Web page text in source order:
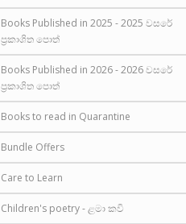
Books Published in 2025 - 2025 වසරේ
ප්‍රකාශිත පොත්
Books Published in 2026 - 2026 වසරේ
ප්‍රකාශිත පොත්
Books to read in Quarantine
Bundle Offers
Care to Learn
Children's poetry - ළමා කවි